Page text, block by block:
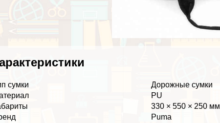
сумки
Дорожные сумки
PU
330 × 550 × 250 мм
Puma